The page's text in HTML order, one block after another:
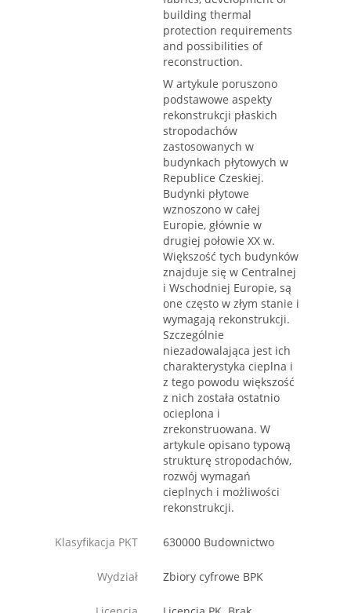
building thermal
protection requirements
and possibilities of
reconstruction.
W artykule poruszono
podstawowe aspekty
rekonstrukcji płaskich
stropodachów
zastosowanych w
budynkach płytowych w
Republice Czeskiej.
Budynki płytowe
wznoszono w całej
Europie, głównie w
drugiej połowie XX w.
Większość tych budynków
znajduje się w Centralnej
i Wschodniej Europie, są
one często w złym stanie i
wymagają rekonstrukcji.
Szczególnie
niezadowalająca jest ich
charakterystyka cieplna i
z tego powodu większość
z nich została ostatnio
ocieplona i
zrekonstruowana. W
artykule opisano typową
strukturę stropodachów,
rozwój wymagań
cieplnych i możliwości
rekonstrukcji.
Klasyfikacja PKT 630000 Budownictwo
Wydział Zbiory cyfrowe BPK